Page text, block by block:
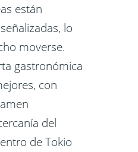
están
lo
moverse.
gastronómica
con
del
de Tokio